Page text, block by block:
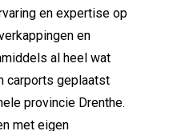
en expertise op
en
al heel wat
carports geplaatst
provincie Drenthe.
met eigen